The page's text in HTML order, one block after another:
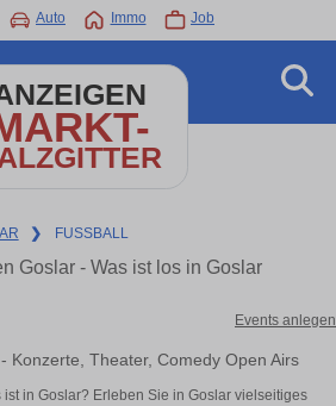
Auto Immo Job
❯ FUSSBALL
Goslar - Was ist los in Goslar
Events anlegen
Konzerte, Theater, Comedy Open Airs
in Goslar? Erleben Sie in Goslar vielseitiges